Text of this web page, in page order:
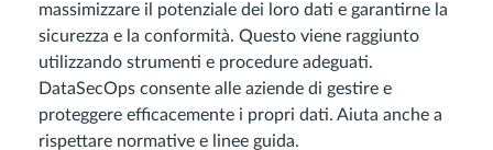
massimizzare il potenziale dei loro dati e garantirne la
sicurezza e la conformità. Questo viene raggiunto
utilizzando strumenti e procedure adeguati.
DataSecOps consente alle aziende di gestire e
proteggere efficacemente i propri dati. Aiuta anche a
rispettare normative e linee guida.